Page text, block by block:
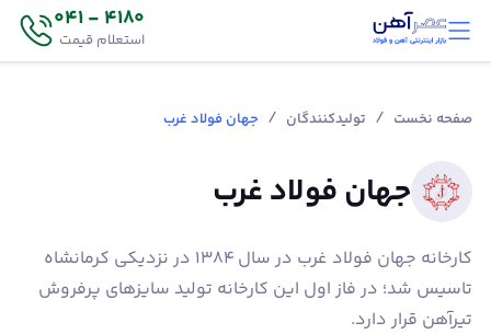
4180 - 041
استعلام قیمت
صفحه نخست / تولیدکنندگان / جهان فولاد غرب
جهان فولاد غرب
کارخانه جهان فولاد غرب در سال 1384 در نزدیکی کرمانشاه
تاسیس شد؛ در فاز اول این کارخانه تولید سایزهای پرفروش
تیرآهن قرار دارد.